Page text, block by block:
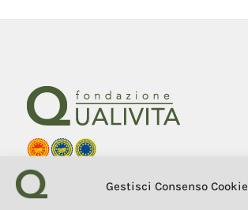
Gestisci Consenso Cookie
Fondazione Qualivita
Sede Via Fontebranda 69